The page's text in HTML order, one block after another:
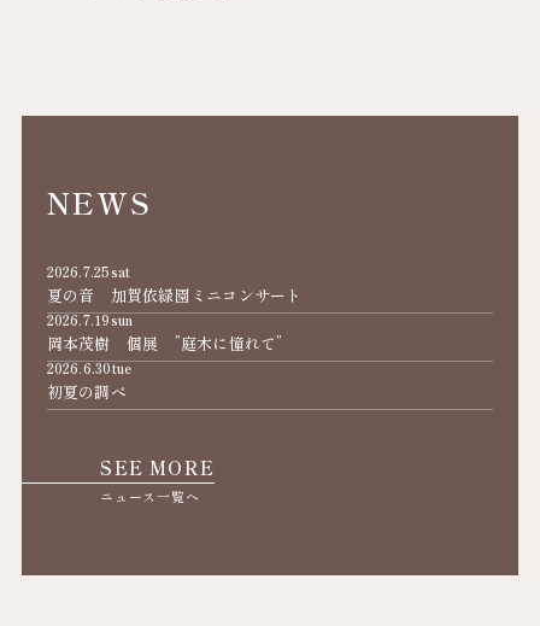
NEWS
2026.7.25sat
夏の音 加賀依緑園ミニコンサート
2026.7.19sun
岡本茂樹 個展 ”庭木に憧れて”
2026.6.30tue
初夏の調べ
SEE MORE
ニュース一覧へ